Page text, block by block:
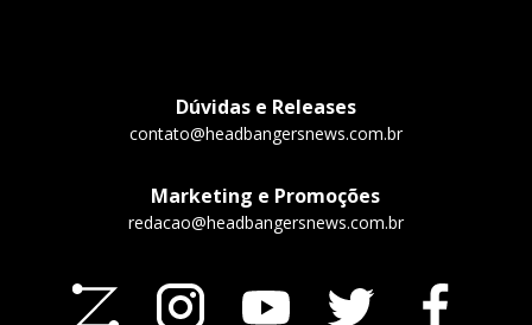
Dúvidas e Releases
contato@headbangersnews.com.br
Marketing e Promoções
redacao@headbangersnews.com.br